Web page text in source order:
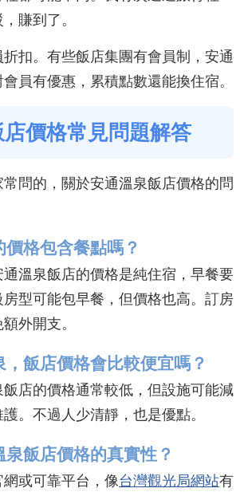
賺到了。
扣。有些飯店集團有會員制，安通
員有優惠，累積點數還能換住宿。
價格常見問題解答
問的，關於安通溫泉飯店價格的問
格包含餐點嗎？
溫泉飯店的價格是純住宿，早餐要
型可能包早餐，但價格也高。訂房
外開支。
飯店價格會比較便宜嗎？
店的價格通常較低，但設施可能減
。不過人少清靜，也是優點。
飯店價格的真實性？
或可靠平台，像台灣觀光局網站有